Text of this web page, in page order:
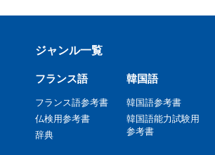
ジャンル一覧
フランス語
フランス語参考書
仏検用参考書
辞典
韓国語
韓国語参考書
韓国語能力試験用
参考書